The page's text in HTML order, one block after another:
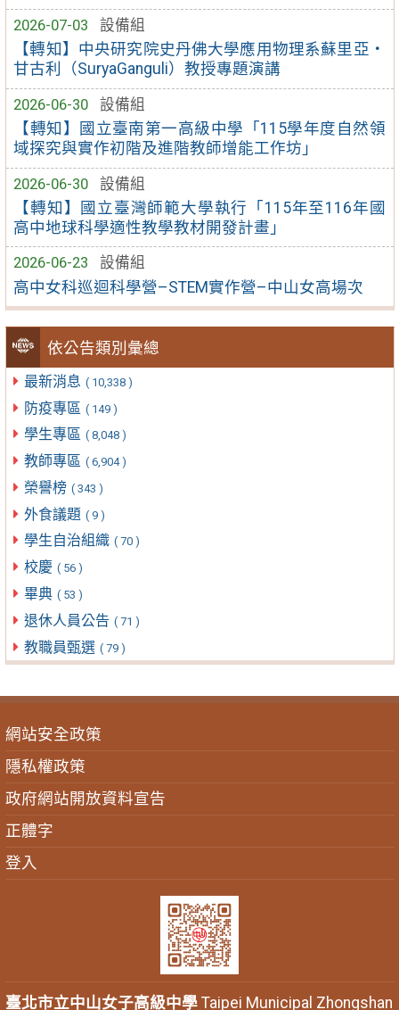
2026-07-03
設備組
【轉知】中央研究院史丹佛大學應用物理系蘇里亞・
甘古利（SuryaGanguli）教授專題演講
2026-06-30
設備組
【轉知】國立臺南第一高級中學「115學年度自然領
域探究與實作初階及進階教師增能工作坊」
2026-06-30
設備組
【轉知】國立臺灣師範大學執行「115年至116年國
高中地球科學適性教學教材開發計畫」
2026-06-23
設備組
高中女科巡迴科學營–STEM實作營–中山女高場次
依公告類別彙總
最新消息 ( 10,338 )
防疫專區 ( 149 )
學生專區 ( 8,048 )
教師專區 ( 6,904 )
榮譽榜 ( 343 )
外食議題 ( 9 )
學生自治組織 ( 70 )
校慶 ( 56 )
畢典 ( 53 )
退休人員公告 ( 71 )
教職員甄選 ( 79 )
網站安全政策
隱私權政策
政府網站開放資料宣告
正體字
登入
臺北市立中山女子高級中學Taipei Municipal Zhongshan